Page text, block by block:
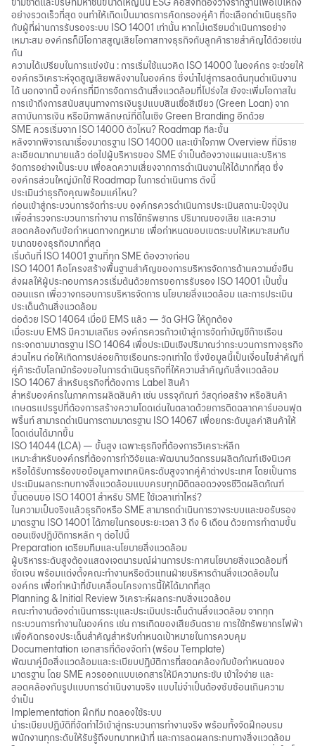
ข้ามชาติและบริษัทมหาชนขนาดใหญ่นั้น ESG คือสิ่งที่ต้องวางรากฐานเพื่อไปให้ถึง
อย่างรวดเร็วที่สุด จนทำให้เกิดเป็นมาตรการคัดกรองคู่ค้า ที่จะเลือกดำเนินธุรกิจ
กับผู้ที่ผ่านการรับรองระบบ ISO 14001 เท่านั้น หากไม่เตรียมดำเนินการอย่าง
เหมาะสม องค์กรก็มีโอกาสสูญเสียโอกาสทางธุรกิจกับลูกค้ารายสำคัญได้ด้วยเช่น
กัน
ความได้เปรียบในการแข่งขัน : การเริ่มใช้แนวคิด ISO 14000 ในองค์กร จะช่วยให้
องค์กรวิเคราะห์จุดสูญเสียพลังงานในองค์กร ซึ่งนำไปสู่การลดต้นทุนดำเนินงาน
ได้ นอกจากนี้ องค์กรที่มีการจัดการด้านสิ่งแวดล้อมที่โปร่งใส ยังจะเพิ่มโอกาสใน
การเข้าถึงการสนับสนุนทางการเงินรูปแบบสินเชื่อสีเขียว (Green Loan) จาก
สถาบันการเงิน หรือมีภาพลักษณ์ที่ดีในเชิง Green Branding อีกด้วย
SME ควรเริ่มจาก ISO 14000 ตัวไหน? Roadmap ทีละขั้น
หลังจากพิจารณาเรื่องมาตรฐาน ISO 14000 และเข้าใจภาพ Overview ที่มีราย
ละเอียดมากมายแล้ว ต่อไปผู้บริหารของ SME จำเป็นต้องวางแผนและบริหาร
จัดการอย่างเป็นระบบ เพื่อลดความเสี่ยงจากการดำเนินงานให้ได้มากที่สุด ซึ่ง
องค์กรส่วนใหญ่มักใช้ Roadmap ในการดำเนินการ ดังนี้
ประเมินว่าธุรกิจคุณพร้อมแค่ไหน?
ก่อนเข้าสู่กระบวนการจัดทำระบบ องค์กรควรดำเนินการประเมินสถานะปัจจุบัน
เพื่อสำรวจกระบวนการทำงาน การใช้ทรัพยากร ปริมาณของเสีย และความ
สอดคล้องกับข้อกำหนดทางกฎหมาย เพื่อกำหนดขอบเขตระบบให้เหมาะสมกับ
ขนาดของธุรกิจมากที่สุด
เริ่มต้นที่ ISO 14001 ฐานที่ทุก SME ต้องวางก่อน
ISO 14001 คือโครงสร้างพื้นฐานสำคัญของการบริหารจัดการด้านความยั่งยืน
ส่งผลให้ผู้ประกอบการควรเริ่มต้นด้วยการขอการรับรอง ISO 14001 เป็นขั้น
ตอนแรก เพื่อวางกรอบการบริหารจัดการ นโยบายสิ่งแวดล้อม และการประเมิน
ประเด็นด้านสิ่งแวดล้อม
ต่อด้วย ISO 14064 เมื่อมี EMS แล้ว — วัด GHG ให้ถูกต้อง
เมื่อระบบ EMS มีความเสถียร องค์กรควรก้าวเข้าสู่การจัดทำบัญชีก๊าซเรือน
กระจกตามมาตรฐาน ISO 14064 เพื่อประเมินเชิงปริมาณว่ากระบวนการทางธุรกิจ
ส่วนไหน ก่อให้เกิดการปล่อยก๊าซเรือนกระจกเท่าใด ซึ่งข้อมูลนี้เป็นเงื่อนไขสำคัญที่
คู่ค้าระดับโลกมักร้องขอในการดำเนินธุรกิจที่ให้ความสำคัญกับสิ่งแวดล้อม
ISO 14067 สำหรับธุรกิจที่ต้องการ Label สินค้า
สำหรับองค์กรในภาคการผลิตสินค้า เช่น บรรจุภัณฑ์ วัสดุก่อสร้าง หรือสินค้า
เกษตรแปรรูปที่ต้องการสร้างความโดดเด่นในตลาดด้วยการติดฉลากคาร์บอนฟุต
พริ้นท์ สามารถดำเนินการตามมาตรฐาน ISO 14067 เพื่อยกระดับมูลค่าสินค้าให้
โดดเด่นได้มากขึ้น
ISO 14044 (LCA) — ขั้นสูง เฉพาะธุรกิจที่ต้องการวิเคราะห์ลึก
เหมาะสำหรับองค์กรที่ต้องการทำวิจัยและพัฒนานวัตกรรมผลิตภัณฑ์เชิงนิเวศ
หรือได้รับการร้องขอข้อมูลทางเทคนิคระดับสูงจากคู่ค้าต่างประเทศ โดยเป็นการ
ประเมินผลกระทบทางสิ่งแวดล้อมแบบครบทุกมิติตลอดวงจรชีวิตผลิตภัณฑ์
ขั้นตอนขอ ISO 14001 สำหรับ SME ใช้เวลาเท่าไหร่?
ในความเป็นจริงแล้วธุรกิจหรือ SME สามารถดำเนินการวางระบบและขอรับรอง
มาตรฐาน ISO 14001 ได้ภายในกรอบระยะเวลา 3 ถึง 6 เดือน ด้วยการทำตามขั้น
ตอนเชิงปฏิบัติการหลัก ๆ ต่อไปนี้
Preparation เตรียมทีมและนโยบายสิ่งแวดล้อม
ผู้บริหารระดับสูงต้องแสดงเจตนารมณ์ผ่านการประกาศนโยบายสิ่งแวดล้อมที่
ชัดเจน พร้อมแต่งตั้งคณะทำงานหรือตัวแทนฝ่ายบริหารด้านสิ่งแวดล้อมใน
องค์กร เพื่อทำหน้าที่ขับเคลื่อนโครงการนี้ให้ได้มากที่สุด
Planning & Initial Review วิเคราะห์ผลกระทบสิ่งแวดล้อม
คณะทำงานต้องดำเนินการระบุและประเมินประเด็นด้านสิ่งแวดล้อม จากทุก
กระบวนการทำงานในองค์กร เช่น การเกิดของเสียอันตราย การใช้ทรัพยากรไฟฟ้า
เพื่อคัดกรองประเด็นสำคัญสำหรับกำหนดเป้าหมายในการควบคุม
Documentation เอกสารที่ต้องจัดทำ (พร้อม Template)
พัฒนาคู่มือสิ่งแวดล้อมและระเบียบปฏิบัติการที่สอดคล้องกับข้อกำหนดของ
มาตรฐาน โดย SME ควรออกแบบเอกสารให้มีความกระชับ เข้าใจง่าย และ
สอดคล้องกับรูปแบบการดำเนินงานจริง แบบไม่จำเป็นต้องซับซ้อนเกินความ
จำเป็น
Implementation ฝึกทีม ทดลองใช้ระบบ
นำระเบียบปฏิบัติที่จัดทำไว้เข้าสู่กระบวนการทำงานจริง พร้อมทั้งจัดฝึกอบรม
พนักงานทุกระดับให้รับรู้ถึงบทบาทหน้าที่ และการลดผลกระทบทางสิ่งแวดล้อม